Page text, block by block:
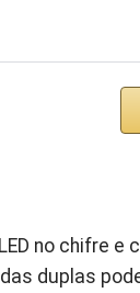
no chifre e
duplas